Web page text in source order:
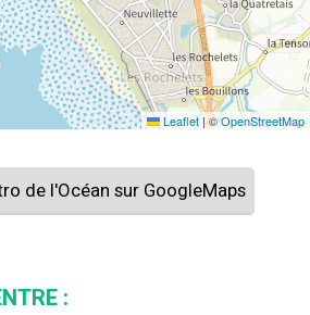
Leaflet | ©OpenStreetMap
de l'Océan sur GoogleMaps
: